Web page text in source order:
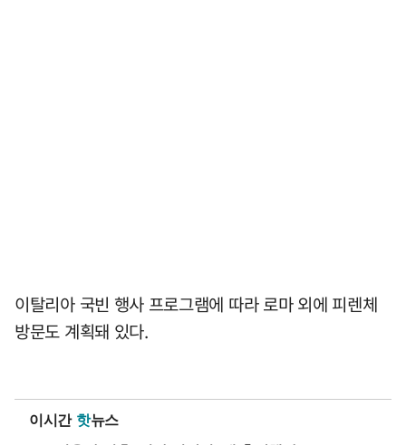
이탈리아 국빈 행사 프로그램에 따라 로마 외에 피렌체
방문도 계획돼 있다.
이시간 핫뉴스